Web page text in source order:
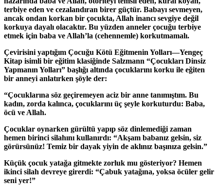
terbiye eden ve cezalandıran birer güçtür. Babayı sevmeyen,
ancak ondan korkan bir çocukta, Allah inancı sevgiye değil
korkuya dayalı olacaktır. Bu yüzden anneler çocuğu terbiye
etmek için baba ve Allah’la (cehennemle) korkutmamalı.
Çevirisini yaptığım Çocuğu Kötü Eğitmenin Yolları—Yengeç
Kitap isimli bir eğitim klasiğinde Salzmann “Çocukları Dinsiz
Yapmanın Yolları” başlığı altında çocuklarını korku ile eğiten
bir anneyi anlatırken şöyle der:
“Çocuklarına söz geçiremeyen aciz bir anne tanımıştım. Bu
kadın, zorda kalınca, çocuklarını üç şeyle korkuturdu: Baba,
öcü ve Allah.
Çocuklar oynarken gürültü yapıp söz dinlemediği zaman
hemen birinci silahını kullanırdı: “Akşam babanız gelsin, siz
görürsünüz! Temiz bir dayak yiyin de aklınız başınıza gelsin.”
Küçük çocuk yatağa gitmekte zorluk mu gösteriyor? Hemen
ikinci silah devreye girerdi: “Çabuk yatağına, yoksa öcüler gelir
seni yer!”